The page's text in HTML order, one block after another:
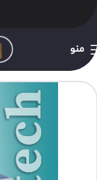
منو